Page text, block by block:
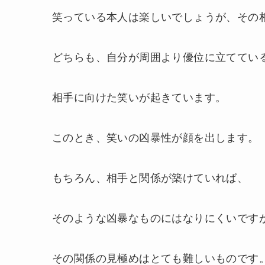
笑っている本人は楽しいでしょうが、その
どちらも、自分が周囲より優位に立ててい
相手に向けた笑いが起きています。
このとき、笑いの凶暴性が顔を出します。
もちろん、相手と関係が築けていれば、
そのような凶暴なものにはなりにくいです
その関係の見極めはとても難しいものです。